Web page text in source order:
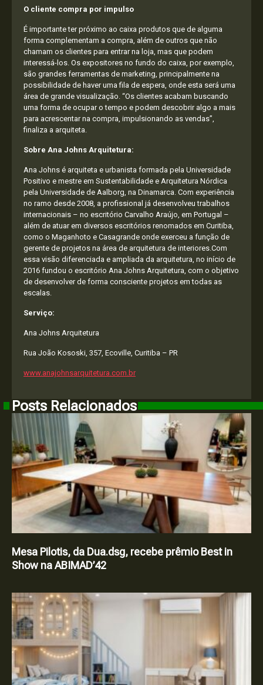
O cliente compra por impulso
É importante ter próximo ao caixa produtos que de alguma
forma complementam a compra, além de outros que não
chamam os clientes para entrar na loja, mas que podem
interessá-los. Os expositores no fundo do caixa, por exemplo,
são grandes ferramentas de marketing, principalmente na
possibilidade de haver uma fila de espera, onde esta será uma
área de grande visualização. “Os clientes acabam buscando
uma forma de ocupar o tempo e podem descobrir algo a mais
para acrescentar na compra, impulsionando as vendas”,
finaliza a arquiteta.
Sobre Ana Johns Arquitetura:
Ana Johns é arquiteta e urbanista formada pela Universidade
Positivo e mestre em Sustentabilidade e Arquitetura Nórdica
pela Universidade de Aalborg, na Dinamarca. Com experiência
no ramo desde 2008, a profissional já desenvolveu trabalhos
internacionais – no escritório Carvalho Araújo, em Portugal –
além de atuar em diversos escritórios renomados em Curitiba,
como o Maganhoto e Casagrande onde exerceu a função de
gerente de projetos na área de arquitetura de interiores.Com
essa visão diferenciada e ampliada da arquitetura, no início de
2016 fundou o escritório Ana Johns Arquitetura, com o objetivo
de desenvolver de forma consciente projetos em todas as
escalas.
Serviço:
Ana Johns Arquitetura
Rua João Kososki, 357, Ecoville, Curitiba – PR
www.anajohnsarquitetura.com.br
Posts Relacionados
Mesa Pilotis, da Dua.dsg, recebe prêmio Best in
Show na ABIMAD’42